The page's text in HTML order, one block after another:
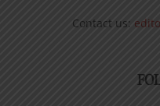
Contact us: